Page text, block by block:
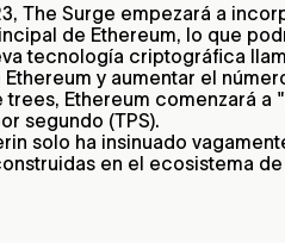
The Surge empezará a
de Ethereum, lo que
tecnología criptográfica
y aumentar el
Ethereum comenzará
segundo (TPS).
solo ha insinuado
en el ecosistema